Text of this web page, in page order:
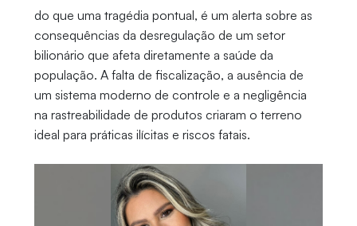
do que uma tragédia pontual, é um alerta sobre as
consequências da desregulação de um setor
bilionário que afeta diretamente a saúde da
população. A falta de fiscalização, a ausência de
um sistema moderno de controle e a negligência
na rastreabilidade de produtos criaram o terreno
ideal para práticas ilícitas e riscos fatais.